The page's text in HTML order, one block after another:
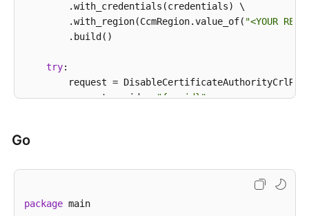
        .with_credentials(credentials) \
        .with_region(CcmRegion.value_of(
"<YOUR
        .build()
try:
request =
        request.ca_id =
"{ca_id}"
print(e.request_id)
print
Go
package main